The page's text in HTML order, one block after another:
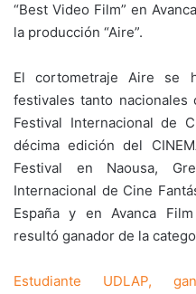
“Best Video Film” en
la producción “Aire”.
El cortometraje Aire se
festivales tanto nacionales
Festival Internacional de
décima edición del
Festival en Naousa,
Internacional de Cine
España y en Avanca
resultó ganador de la
Estudiante UDLAP,